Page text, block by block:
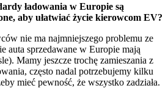
ładowania w Europie są
aby ułatwiać życie kierowcom EV?
nie ma najmniejszego problemu ze
auta sprzedawane w Europie mają
Mamy jeszcze trochę zamieszania z
często nadal potrzebujemy kilku
mieć pewność, że wszystko zadziała.